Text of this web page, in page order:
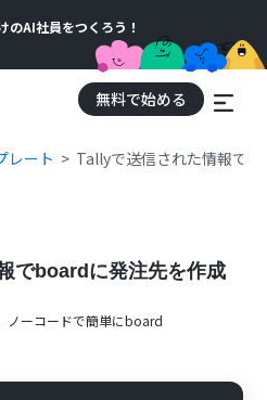
のAI社員をつくろう！
無料で始める
レート Tallyで送信された情報で
でboardに発注先を作成
ノーコードで簡単にboard